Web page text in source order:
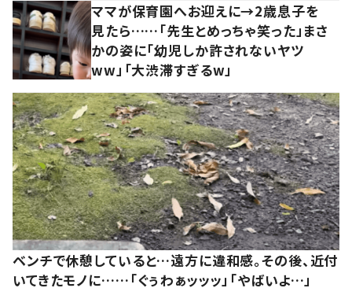
ママが保育園へお迎えに→2歳息子を
見たら……「先生とめっちゃ笑った」まさ
かの姿に「幼児しか許されないヤツ
ww」「大渋滞すぎるw」
ベンチで休憩していると…遠方に違和感。その後、近付
いてきたモノに……「ぐぅわぁッッッ」「やばいよ…」